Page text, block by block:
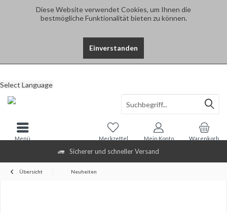
Diese Website verwendet Cookies, um Ihnen die
bestmögliche Funktionalität bieten zu können.
Einverstanden
Sicherer und schneller Versand
Select Language
Warenkorb
Merkzettel Mein Konto
Menü
Übersicht Neuheiten